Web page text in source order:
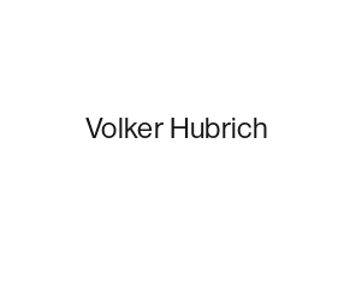
Volker Hubrich